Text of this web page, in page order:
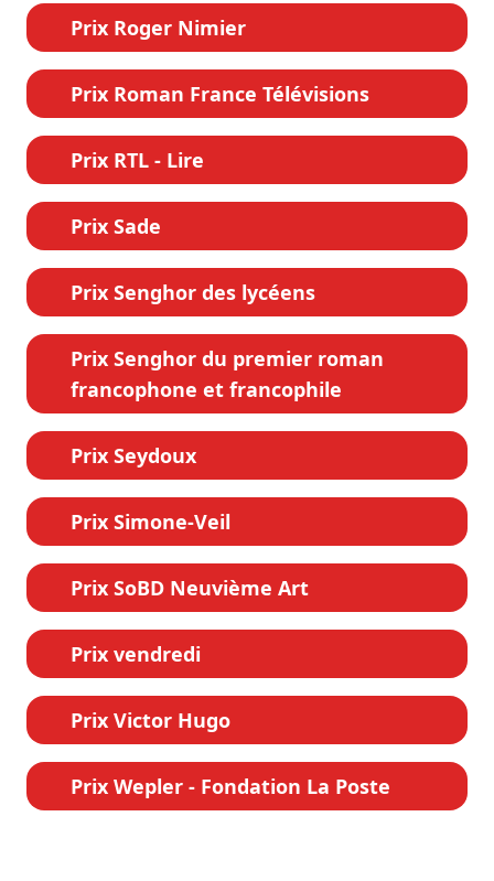
Prix Roger Nimier
Prix Roman France Télévisions
Prix RTL - Lire
Prix Sade
Prix Senghor des lycéens
Prix Senghor du premier roman
francophone et francophile
Prix Seydoux
Prix Simone-Veil
Prix SoBD Neuvième Art
Prix vendredi
Prix Victor Hugo
Prix Wepler - Fondation La Poste